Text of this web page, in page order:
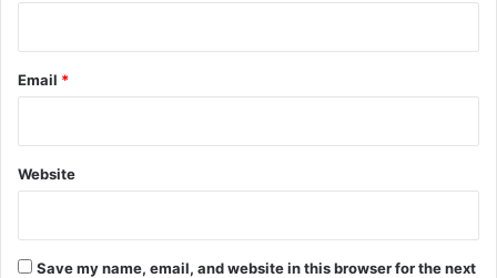
Email *
Website
Save my name, email, and website in this browser for the next